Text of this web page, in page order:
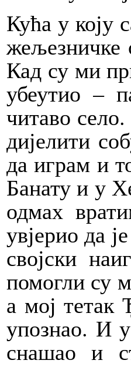
Кућа у коју
жељезничке
Кад су ми
убеутио –
читаво
дијелити
да играм и
Банату и у
одмах
увјерио да
својски
помогли су
а мој тетак
упознао. И
снашао и